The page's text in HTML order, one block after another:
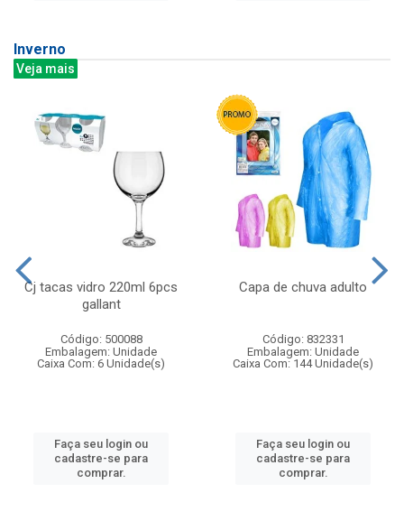
Inverno
Veja mais
Cj tacas vidro 220ml 6pcs
gallant
Código: 500088
Embalagem: Unidade
Caixa Com: 6 Unidade(s)
Faça seu login ou
cadastre-se para
comprar.
Capa de chuva adulto
Código: 832331
Embalagem: Unidade
Caixa Com: 144 Unidade(s)
Faça seu login ou
cadastre-se para
comprar.